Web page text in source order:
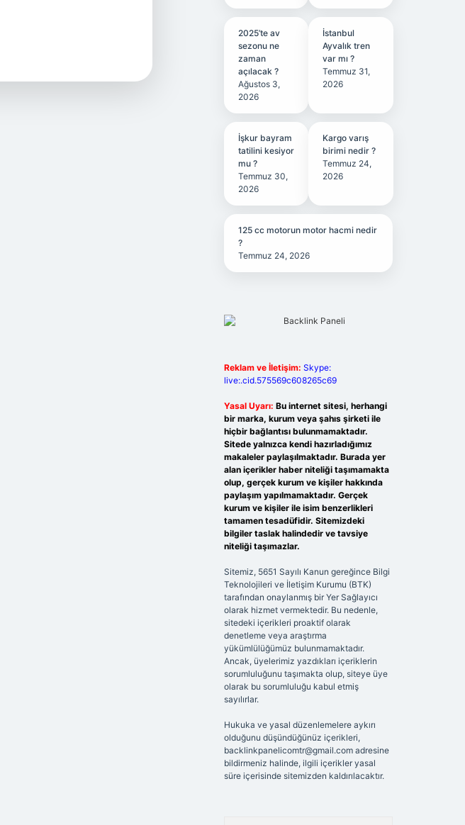
2025’te av
sezonu ne
zaman
açılacak ?
Ağustos 3,
2026
İstanbul
Ayvalık tren
var mı ?
Temmuz 31,
2026
İşkur bayram
tatilini kesiyor
mu ?
Temmuz 30,
2026
Kargo varış
birimi nedir ?
Temmuz 24,
2026
125 cc motorun motor hacmi nedir
?
Temmuz 24, 2026
Reklam ve İletişim: Skype:
live:.cid.575569c608265c69
Yasal Uyarı: Bu internet sitesi, herhangi
bir marka, kurum veya şahıs şirketi ile
hiçbir bağlantısı bulunmamaktadır.
Sitede yalnızca kendi hazırladığımız
makaleler paylaşılmaktadır. Burada yer
alan içerikler haber niteliği taşımamakta
olup, gerçek kurum ve kişiler hakkında
paylaşım yapılmamaktadır. Gerçek
kurum ve kişiler ile isim benzerlikleri
tamamen tesadüfidir. Sitemizdeki
bilgiler taslak halindedir ve tavsiye
niteliği taşımazlar.
Sitemiz, 5651 Sayılı Kanun gereğince Bilgi
Teknolojileri ve İletişim Kurumu (BTK)
tarafından onaylanmış bir Yer Sağlayıcı
olarak hizmet vermektedir. Bu nedenle,
sitedeki içerikleri proaktif olarak
denetleme veya araştırma
yükümlülüğümüz bulunmamaktadır.
Ancak, üyelerimiz yazdıkları içeriklerin
sorumluluğunu taşımakta olup, siteye üye
olarak bu sorumluluğu kabul etmiş
sayılırlar.
Hukuka ve yasal düzenlemelere aykırı
olduğunu düşündüğünüz içerikleri,
backlinkpanelicomtr@gmail.comadresine
bildirmeniz halinde, ilgili içerikler yasal
süre içerisinde sitemizden kaldırılacaktır.